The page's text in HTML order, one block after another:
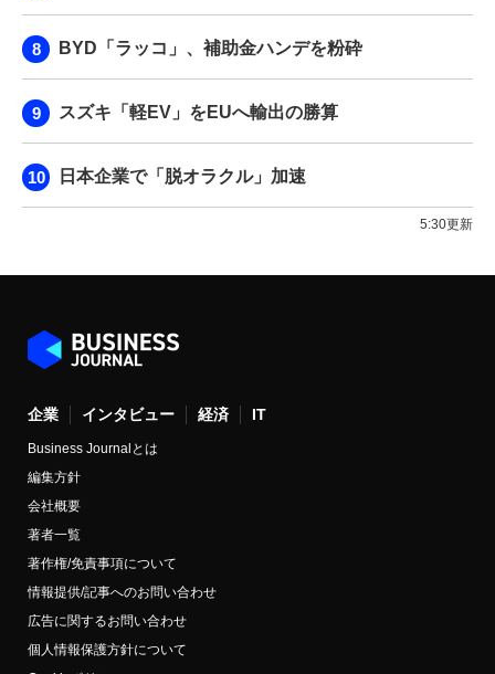
BYD「ラッコ」、補助金ハンデを粉砕
スズキ「軽EV」をEUへ輸出の勝算
日本企業で「脱オラクル」加速
5:30更新
企業 インタビュー 経済 IT
Business Journalとは
編集方針
会社概要
著者一覧
著作権/免責事項について
情報提供/記事へのお問い合わせ
広告に関するお問い合わせ
個人情報保護方針について